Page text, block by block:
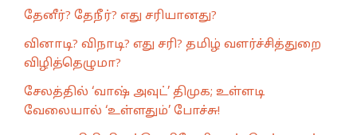
தேனீர்? தேநீர்? எது சரியானது?
வினாடி? விநாடி? எது சரி? தமிழ் வளர்ச்சித்துறை
விழித்தெழுமா?
சேலத்தில் ‘வாஷ் அவுட்’ திமுக; உள்ளடி
வேலையால் ‘உள்ளதும்’ போச்சு!